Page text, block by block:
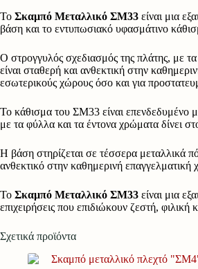
Το Σκαμπό Μεταλλικό ΣΜ33 είναι μια
βάση και το εντυπωσιακό υφασμάτινο
Ο στρογγυλός σχεδιασμός της πλάτης, με
είναι σταθερή και ανθεκτική στην
εσωτερικούς χώρους όσο και για
Το κάθισμα του ΣΜ33 είναι επενδεδυμένο
με τα φύλλα και τα έντονα χρώματα δίνει
Η βάση στηρίζεται σε τέσσερα μεταλλικά
ανθεκτικό στην καθημερινή επαγγελματική
Το Σκαμπό Μεταλλικό ΣΜ33 είναι μια
επιχειρήσεις που επιδιώκουν ζεστή,
Σχετικά προϊόντα